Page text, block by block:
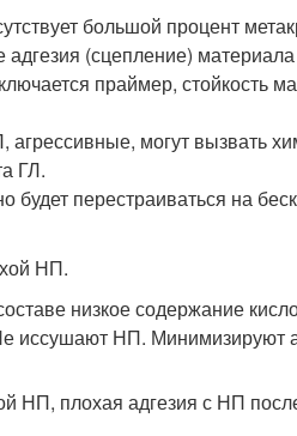
большой процент
(сцепление) материала
праймер, стойкость
могут вызвать
ГЛ.
перестраиваться на
НП.
низкое содержание
иссушают НП. Минимизируют
НП, плохая адгезия с НП